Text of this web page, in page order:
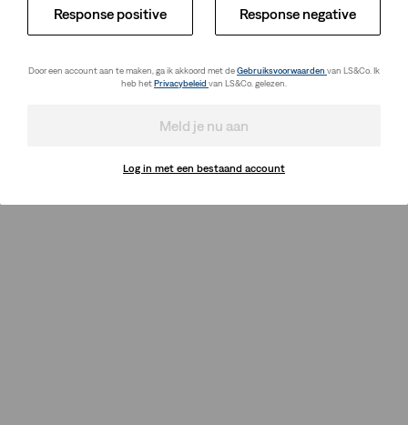
Response positive Response negative
Door een account aan te maken, ga ik akkoord met deGebruiksvoorwaarden van LS&Co. Ik
heb hetPrivacybeleid van LS&Co. gelezen.
Meld je nu aan
Log in met een bestaand account